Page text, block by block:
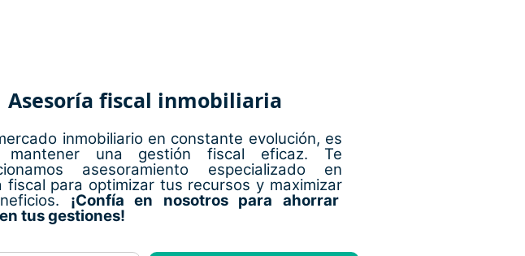
Asesoría fiscal inmobiliaria
inmobiliario en constante evolución, es
mantener una gestión fiscal eficaz. Te
asesoramiento especializado en
fiscal para optimizar tus recursos y maximizar
¡Confía en nosotros para ahorrar
tus gestiones!